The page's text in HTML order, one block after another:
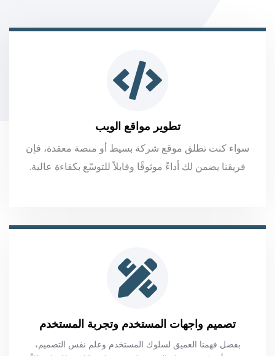
تطوير مواقع الويب
سواء كنت تطلق موقع شركة بسيط أو منصة معقدة، فإن
فريقنا يضمن لك أداءً موثوقًا وقابلاً للتوسّع بكفاءة عالية.
تصميم واجهات المستخدم وتجربة المستخدم
بفضل فهمنا العميق لسلوك المستخدم وعلم نفس التصميم،